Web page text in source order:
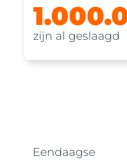
zijn al geslaagd
Eendaagse